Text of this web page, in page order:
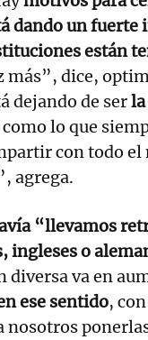
dando un fuerte
están
más”, dice,
dejando de ser
lo que
con todo el
agrega.
“llevamos
ingleses o
diversa va en
ese sentido, con
nosotros